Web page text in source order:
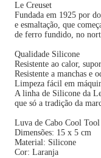
Le Creuset
Fundada em 1925 por
e esmaltação, que
de ferro fundido, no
Qualidade Silicone
Resistente ao calor,
Resistente a manchas e
Limpeza fácil em
A linha de Silicone da
que só a tradição da
Luva de Cabo Cool
Dimensões: 15 x 5 cm
Material: Silicone
Cor: Laranja